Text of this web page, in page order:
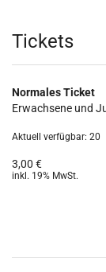
Produkte
Tickets
Normales Ticket
Erwachsene und
Aktuell verfügbar: 20
3,00 €
inkl. 19% MwSt.